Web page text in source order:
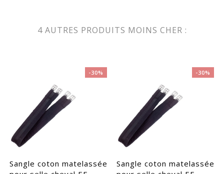
4 AUTRES PRODUITS MOINS CHER :
-30%
Sangle coton matelassée
-30%
Sangle coton matelassée